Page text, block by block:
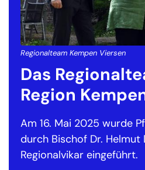
Regionalteam Kempen Viersen
Das
Region
Am 16. Mai 2025 wurde
durch Bischof Dr. Helmut
Regionalvikar eingeführt.